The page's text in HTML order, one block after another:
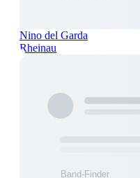
Nino del Garda
Rheinau